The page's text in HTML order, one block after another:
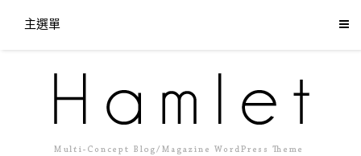
主選單